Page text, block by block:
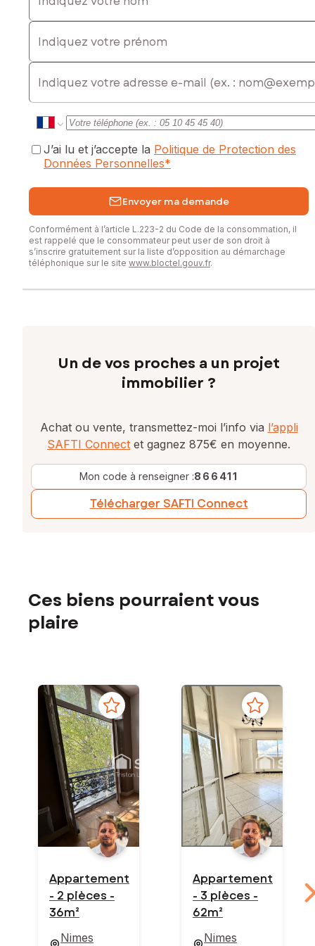
Indiquez votre prénom
E-mail
J’ai lu et j’accepte la Politique de Protection des
Données Personnelles*
Envoyer ma demande
Conformément à l’article L.223-2 du Code de la consommation, il
est rappelé que le consommateur peut user de son droit à
s’inscrire gratuitement sur la liste d’opposition au démarchage
téléphonique sur le site www.bloctel.gouv.fr.
Un de vos proches a un projet
immobilier ?
Achat ou vente, transmettez-moi l’info via l’appli
SAFTI Connect et gagnez 875€ en moyenne.
Mon code à renseigner :866411
Télécharger SAFTI Connect
Ces biens pourraient vous
plaire
Appartement
- 2 pièces -
36m²
Nimes
Appartement
- 3 pièces -
62m²
Nimes